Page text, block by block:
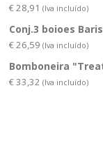
€28,91 (Iva incluído)
Conj.3 boioes
€26,59 (Iva incluído)
Bomboneira
€33,32 (Iva incluído)